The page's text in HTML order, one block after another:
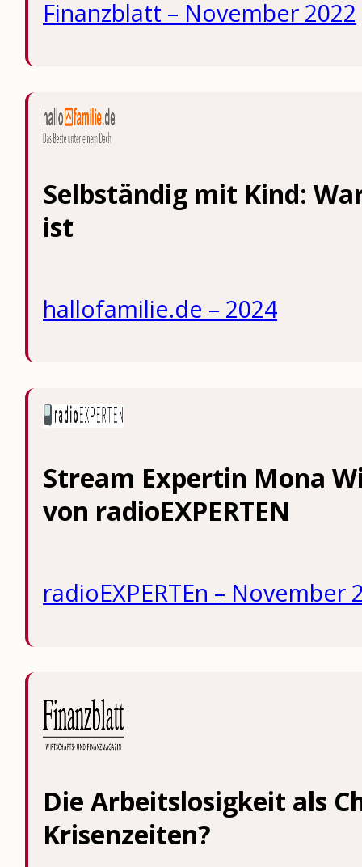
Finanzblatt – November 2022
Selbständig mit Kind:
ist
hallofamilie.de – 2024
Stream Expertin Mona
von radioEXPERTEN
radioEXPERTEn – November
Die Arbeitslosigkeit als
Krisenzeiten?